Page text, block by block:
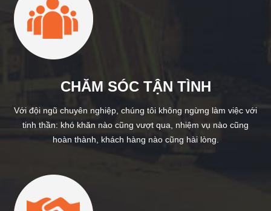
CHĂM SÓC TẬN TÌNH
Với đội ngũ chuyên nghiệp, chúng tôi không ngừng làm việc với
tinh thần: khó khăn nào cũng vượt qua, nhiệm vụ nào cũng
hoàn thành, khách hàng nào cũng hài lòng.